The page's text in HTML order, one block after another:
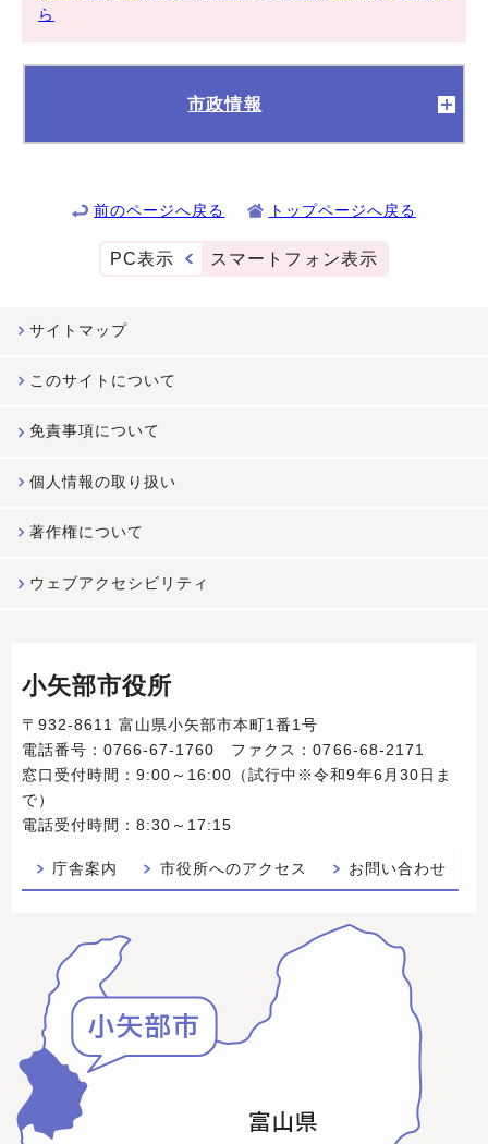
ら
市政情報
前のページへ戻る トップページへ戻る
PC表示 スマートフォン表示
サイトマップ
このサイトについて
免責事項について
個人情報の取り扱い
著作権について
ウェブアクセシビリティ
小矢部市役所
〒932-8611 富山県小矢部市本町1番1号
電話番号：0766-67-1760 ファクス：0766-68-2171
窓口受付時間：9:00～16:00（試行中※令和9年6月30日ま
で）
電話受付時間：8:30～17:15
庁舎案内 市役所へのアクセス お問い合わせ